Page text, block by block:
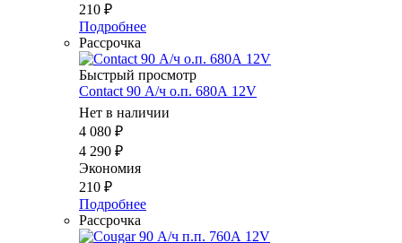
210 ₽
Подробнее
Рассрочка
Быстрый просмотр
Contact 90 А/ч о.п. 680А 12V
Нет в наличии
4 080 ₽
4 290 ₽
Экономия
210 ₽
Подробнее
Рассрочка